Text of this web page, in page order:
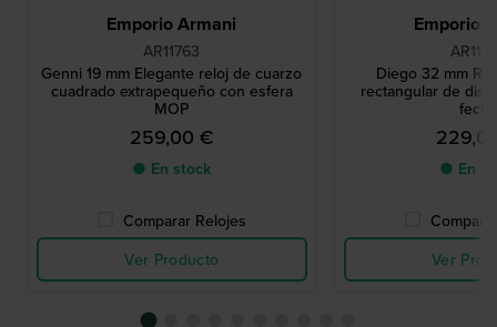
Emporio Armani
AR11763
Genni 19 mm Elegante reloj de cuarzo
cuadrado extrapequeño con esfera
MOP
259,00 €
● En stock
Comparar Relojes
Ver Producto
Emporio
Diego 32 mm
rectangular de
fecha
● En
Ver